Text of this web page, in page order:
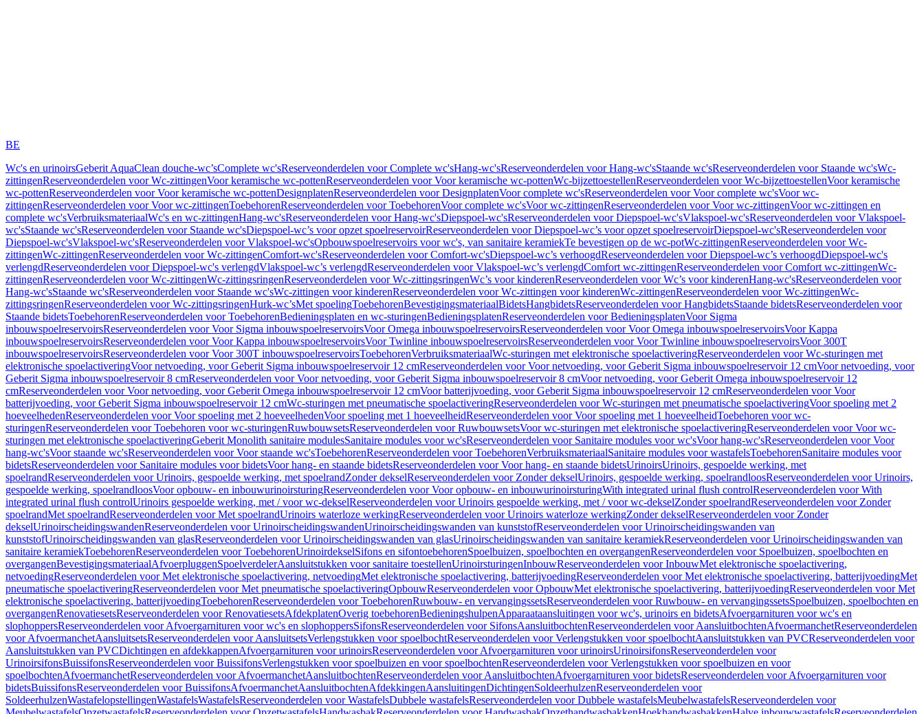
BE
Wc's en urinoirsGeberit AquaClean douche-wc’sComplete wc'sReserveonderdelen voor Complete wc'sHang-wc'sReserveonderdelen voor Hang-wc'sStaande wc'sReserveonderdelen voor Staande wc'sWc-
zittingenReserveonderdelen voor Wc-zittingenVoor keramische wc-pottenReserveonderdelen voor Voor keramische wc-pottenWc-bijzettoestellenReserveonderdelen voor Wc-bijzettoestellenVoor keramische
wc-pottenReserveonderdelen voor Voor keramische wc-pottenDesignplatenReserveonderdelen voor DesignplatenVoor complete wc'sReserveonderdelen voor Voor complete wc'sVoor wc-
zittingenReserveonderdelen voor Voor wc-zittingenToebehorenReserveonderdelen voor ToebehorenVoor complete wc'sVoor wc-zittingenReserveonderdelen voor Voor wc-zittingenVoor wc-zittingen en
complete wc'sVerbruiksmateriaalWc's en wc-zittingenHang-wc'sReserveonderdelen voor Hang-wc'sDiepspoel-wc'sReserveonderdelen voor Diepspoel-wc'sVlakspoel-wc'sReserveonderdelen voor Vlakspoel-
wc'sStaande wc'sReserveonderdelen voor Staande wc'sDiepspoel-wc’s voor opzet spoelreservoirReserveonderdelen voor Diepspoel-wc’s voor opzet spoelreservoirDiepspoel-wc'sReserveonderdelen voor
Diepspoel-wc'sVlakspoel-wc'sReserveonderdelen voor Vlakspoel-wc'sOpbouwspoelreservoirs voor wc's, van sanitaire keramiekTe bevestigen op de wc-potWc-zittingenReserveonderdelen voor Wc-
zittingenWc-zittingenReserveonderdelen voor Wc-zittingenComfort-wc'sReserveonderdelen voor Comfort-wc'sDiepspoel-wc’s verhoogdReserveonderdelen voor Diepspoel-wc’s verhoogdDiepspoel-wc's
verlengdReserveonderdelen voor Diepspoel-wc's verlengdVlakspoel-wc’s verlengdReserveonderdelen voor Vlakspoel-wc’s verlengdComfort wc-zittingenReserveonderdelen voor Comfort wc-zittingenWc-
zittingenReserveonderdelen voor Wc-zittingenWc-zittingsringenReserveonderdelen voor Wc-zittingsringenWc’s voor kinderenReserveonderdelen voor Wc’s voor kinderenHang-wc'sReserveonderdelen voor
Hang-wc'sStaande wc'sReserveonderdelen voor Staande wc'sWc-zittingen voor kinderenReserveonderdelen voor Wc-zittingen voor kinderenWc-zittingenReserveonderdelen voor Wc-zittingenWc-
zittingsringenReserveonderdelen voor Wc-zittingsringenHurk-wc’sMet spoelingToebehorenBevestigingsmateriaalBidetsHangbidetsReserveonderdelen voor HangbidetsStaande bidetsReserveonderdelen voor
Staande bidetsToebehorenReserveonderdelen voor ToebehorenBedieningsplaten en wc-sturingenBedieningsplatenReserveonderdelen voor BedieningsplatenVoor Sigma
inbouwspoelreservoirsReserveonderdelen voor Voor Sigma inbouwspoelreservoirsVoor Omega inbouwspoelreservoirsReserveonderdelen voor Voor Omega inbouwspoelreservoirsVoor Kappa
inbouwspoelreservoirsReserveonderdelen voor Voor Kappa inbouwspoelreservoirsVoor Twinline inbouwspoelreservoirsReserveonderdelen voor Voor Twinline inbouwspoelreservoirsVoor 300T
inbouwspoelreservoirsReserveonderdelen voor Voor 300T inbouwspoelreservoirsToebehorenVerbruiksmateriaalWc-sturingen met elektronische spoelactiveringReserveonderdelen voor Wc-sturingen met
elektronische spoelactiveringVoor netvoeding, voor Geberit Sigma inbouwspoelreservoir 12 cmReserveonderdelen voor Voor netvoeding, voor Geberit Sigma inbouwspoelreservoir 12 cmVoor netvoeding, voor
Geberit Sigma inbouwspoelreservoir 8 cmReserveonderdelen voor Voor netvoeding, voor Geberit Sigma inbouwspoelreservoir 8 cmVoor netvoeding, voor Geberit Omega inbouwspoelreservoir 12
cmReserveonderdelen voor Voor netvoeding, voor Geberit Omega inbouwspoelreservoir 12 cmVoor batterijvoeding, voor Geberit Sigma inbouwspoelreservoir 12 cmReserveonderdelen voor Voor
batterijvoeding, voor Geberit Sigma inbouwspoelreservoir 12 cmWc-sturingen met pneumatische spoelactiveringReserveonderdelen voor Wc-sturingen met pneumatische spoelactiveringVoor spoeling met 2
hoeveelhedenReserveonderdelen voor Voor spoeling met 2 hoeveelhedenVoor spoeling met 1 hoeveelheidReserveonderdelen voor Voor spoeling met 1 hoeveelheidToebehoren voor wc-
sturingenReserveonderdelen voor Toebehoren voor wc-sturingenRuwbouwsetsReserveonderdelen voor RuwbouwsetsVoor wc-sturingen met elektronische spoelactiveringReserveonderdelen voor Voor wc-
sturingen met elektronische spoelactiveringGeberit Monolith sanitaire modulesSanitaire modules voor wc'sReserveonderdelen voor Sanitaire modules voor wc'sVoor hang-wc'sReserveonderdelen voor Voor
hang-wc'sVoor staande wc'sReserveonderdelen voor Voor staande wc'sToebehorenReserveonderdelen voor ToebehorenVerbruiksmateriaalSanitaire modules voor wastafelsToebehorenSanitaire modules voor
bidetsReserveonderdelen voor Sanitaire modules voor bidetsVoor hang- en staande bidetsReserveonderdelen voor Voor hang- en staande bidetsUrinoirsUrinoirs, gespoelde werking, met
spoelrandReserveonderdelen voor Urinoirs, gespoelde werking, met spoelrandZonder dekselReserveonderdelen voor Zonder dekselUrinoirs, gespoelde werking, spoelrandloosReserveonderdelen voor Urinoirs,
gespoelde werking, spoelrandloosVoor opbouw- en inbouwurinoirsturingReserveonderdelen voor Voor opbouw- en inbouwurinoirsturingWith integrated urinal flush controlReserveonderdelen voor With
integrated urinal flush controlUrinoirs gespoelde werking, met / voor wc-dekselReserveonderdelen voor Urinoirs gespoelde werking, met / voor wc-dekselZonder spoelrandReserveonderdelen voor Zonder
spoelrandMet spoelrandReserveonderdelen voor Met spoelrandUrinoirs waterloze werkingReserveonderdelen voor Urinoirs waterloze werkingZonder dekselReserveonderdelen voor Zonder
dekselUrinoirscheidingswandenReserveonderdelen voor UrinoirscheidingswandenUrinoirscheidingswanden van kunststofReserveonderdelen voor Urinoirscheidingswanden van
kunststofUrinoirscheidingswanden van glasReserveonderdelen voor Urinoirscheidingswanden van glasUrinoirscheidingswanden van sanitaire keramiekReserveonderdelen voor Urinoirscheidingswanden van
sanitaire keramiekToebehorenReserveonderdelen voor ToebehorenUrinoirdekselSifons en sifontoebehorenSpoelbuizen, spoelbochten en overgangenReserveonderdelen voor Spoelbuizen, spoelbochten en
overgangenBevestigingsmateriaalAfvoerpluggenSpoelverdelerAansluitstukken voor sanitaire toestellenUrinoirsturingenInbouwReserveonderdelen voor InbouwMet elektronische spoelactivering,
netvoedingReserveonderdelen voor Met elektronische spoelactivering, netvoedingMet elektronische spoelactivering, batterijvoedingReserveonderdelen voor Met elektronische spoelactivering, batterijvoedingMet
pneumatische spoelactiveringReserveonderdelen voor Met pneumatische spoelactiveringOpbouwReserveonderdelen voor OpbouwMet elektronische spoelactivering, batterijvoedingReserveonderdelen voor Met
elektronische spoelactivering, batterijvoedingToebehorenReserveonderdelen voor ToebehorenRuwbouw- en vervangingssetsReserveonderdelen voor Ruwbouw- en vervangingssetsSpoelbuizen, spoelbochten en
overgangenRenovatiesetsReserveonderdelen voor RenovatiesetsAfdekplatenOverig toebehorenBedieningshulpenApparaataansluitingen voor wc's, urinoirs en bidetsAfvoergarnituren voor wc's en
slophoppersReserveonderdelen voor Afvoergarnituren voor wc's en slophoppersSifonsReserveonderdelen voor SifonsAansluitbochtenReserveonderdelen voor AansluitbochtenAfvoermanchetReserveonderdelen
voor AfvoermanchetAansluitsetsReserveonderdelen voor AansluitsetsVerlengstukken voor spoelbochtReserveonderdelen voor Verlengstukken voor spoelbochtAansluitstukken van PVCReserveonderdelen voor
Aansluitstukken van PVCDichtingen en afdekkappenAfvoergarnituren voor urinoirsReserveonderdelen voor Afvoergarnituren voor urinoirsUrinoirsifonsReserveonderdelen voor
UrinoirsifonsBuissifonsReserveonderdelen voor BuissifonsVerlengstukken voor spoelbuizen en voor spoelbochtenReserveonderdelen voor Verlengstukken voor spoelbuizen en voor
spoelbochtenAfvoermanchetReserveonderdelen voor AfvoermanchetAansluitbochtenReserveonderdelen voor AansluitbochtenAfvoergarnituren voor bidetsReserveonderdelen voor Afvoergarnituren voor
bidetsBuissifonsReserveonderdelen voor BuissifonsAfvoermanchetAansluitbochtenAfdekkingenAansluitingenDichtingenSoldeerhulzenReserveonderdelen voor
SoldeerhulzenWastafelopstellingenWastafelsWastafelsReserveonderdelen voor WastafelsDubbele wastafelsReserveonderdelen voor Dubbele wastafelsMeubelwastafelsReserveonderdelen voor